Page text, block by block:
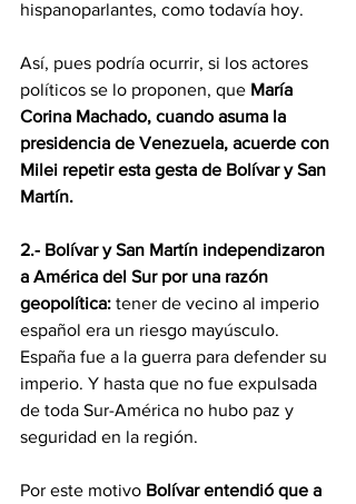
hispanoparlantes, como todavía hoy.
Así, pues podría ocurrir, si los actores
políticos se lo proponen, que María
Corina Machado, cuando asuma la
presidencia de Venezuela, acuerde con
Milei repetir esta gesta de Bolívar y San
Martín.
2.- Bolívar y San Martín independizaron
a América del Sur por una razón
geopolítica: tener de vecino al imperio
español era un riesgo mayúsculo.
España fue a la guerra para defender su
imperio. Y hasta que no fue expulsada
de toda Sur-América no hubo paz y
seguridad en la región.
Por este motivo Bolívar entendió que a